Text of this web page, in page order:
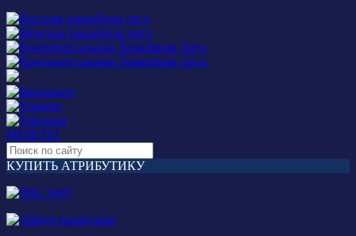
БИЛЕТЫ
КУПИТЬ АТРИБУТИКУ